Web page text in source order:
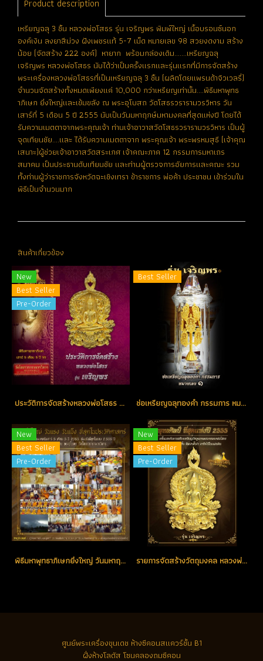
Product description
เหรียญฉลุ 3 ชิ้น หลวงพ่อโสธร รุ่น เจริญพร พิมพ์ใหญ่ เนื้อบรอนซ์นอก
องค์เงิน ลงยาสีม่วง ฝังเพชรแท้ 5-7 เม็ด หมายเลข 98 สวยงดงาม สร้าง
น้อย (จัดสร้าง 222 องค์) หายาก พร้อมกล่องเดิม.......เหรียญฉลุ
เจริญพร หลวงพ่อโสธร นับได้ว่าเป็นครั้งแรกและรุ่นแรกที่มีการจัดสร้าง
พระเครื่องหลวงพ่อโสธรที่เป็นเหรียญฉลุ 3 ชิ้น (ผลิตโดยแพรนด้าจิวเวลรี่)
จำนวนจัดสร้างทั้งหมดเพียงแค่ 10,000 กว่าเหรียญเท่านั้น....พิธีมหาพุทธ
าภิเษก ยิ่งใหญ่และเข้มขลัง ณ พระอุโบสถ วัดโสธรวรารามวรวิหาร วัน
เสาร์ที่ 5 เดือน 5 ปี 2555 นับเป็นวันมหาฤกษ์มหามงคลที่สุดแห่งปี โดยได้
รับความเมตตาจากพระคุณเจ้า ท่านเจ้าอาวาสวัดโสธรวรารามวรวิหาร เป็นผู้
จุดเทียนชัย....และ ได้รับความเมตตาจาก พระคุณเจ้า พระพรหมสุธี (เจ้าคุณ
เสนาะ)ผู้ช่วยเจ้าอาวาสวัดสระเกศ เจ้าคณะภาค 12 กรรมการมหาเถร
สมาคม เป็นประธานดับเทียนชัย และท่านผู้ตรวจการอัยการและคณะ รวม
ทั้งท่านผู้ว่าราชการจังหวัดฉะเชิงเทรา ข้าราชการ พ่อค้า ประชาชน เข้าร่วมใน
พิธีเป็นจำนวนมาก
สินค้าเกี่ยวข้อง
New
Best Seller
Pre-Order
ประวัติการจัดสร้างหลวงพ่อโสธร รุ่น เจริญพร ปี 2555
Best Seller
ช่อเหรียญฉลุทองคำ กรรมการ หมายเลขช่อ No. 1 ตอกโค้ด (ขายแล้ว)
New
Best Seller
Pre-Order
พิธีมหาพุทธาภิเษกยิ่งใหญ่ วันมหาฤกษ์ มหามงคล แห่งปี วันเสาร์ที่ 5 เดือน 5 ปี 2555 ณ พระอุโบสถ วัดโสธรวรารามวรวิหาร
New
Best Seller
Pre-Order
รายการจัดสร้างวัตถุมงคล หลวงพ่อโสธร รุ่น เจริญพร
ศูนย์พระเครื่องขุนเดช ห้างซีคอนสแควร์ชั้น B1
ฝั่งห้างโลตัส โซนคลองถมซีคอน